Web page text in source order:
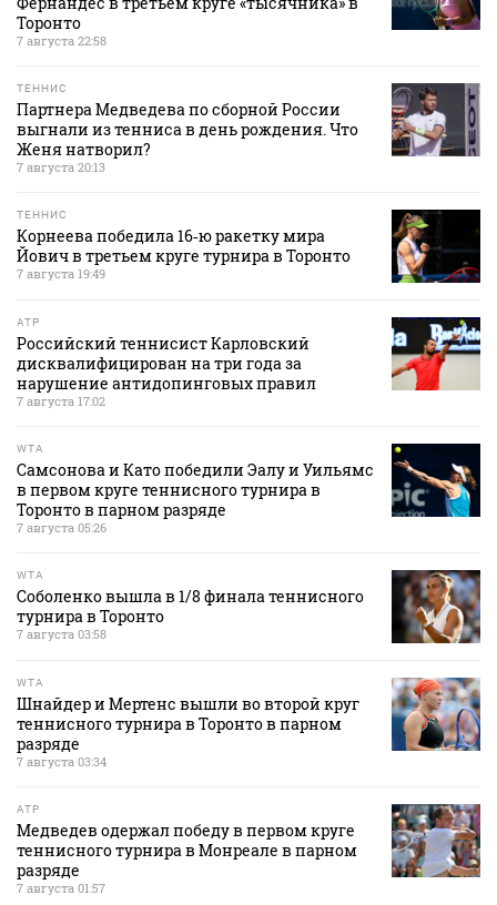
Торонто
7 августа 22:58
ТЕННИС
Партнера Медведева по сборной России
выгнали из тенниса в день рождения. Что
Женя натворил?
7 августа 20:13
ТЕННИС
Корнеева победила 16‑ю ракетку мира
Йович в третьем круге турнира в Торонто
7 августа 19:49
ATP
Российский теннисист Карловский
дисквалифицирован на три года за
нарушение антидопинговых правил
7 августа 17:02
WTA
Самсонова и Като победили Эалу и Уильямс
в первом круге теннисного турнира в
Торонто в парном разряде
7 августа 05:26
WTA
Соболенко вышла в 1/8 финала теннисного
турнира в Торонто
7 августа 03:58
WTA
Шнайдер и Мертенс вышли во второй круг
теннисного турнира в Торонто в парном
разряде
7 августа 03:34
ATP
Медведев одержал победу в первом круге
теннисного турнира в Монреале в парном
разряде
7 августа 01:57